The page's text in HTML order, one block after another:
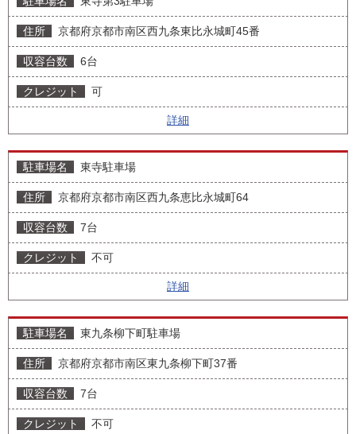
京都府京都市南区西九条東比永城町45番
6台
可
詳細
東寺駐車場
京都府京都市南区西九条恵比永城町64
7台
不可
詳細
東九条柳下町駐車場
京都府京都市南区東九条柳下町37番
7台
不可